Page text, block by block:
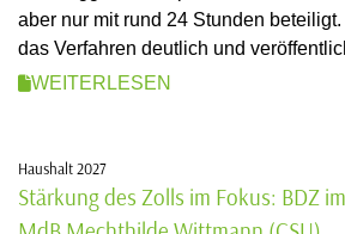
aber nur mit rund 24 Stunden
das Verfahren deutlich und
WEITERLESEN
Haushalt 2027
Stärkung des Zolls im Fokus: BDZ